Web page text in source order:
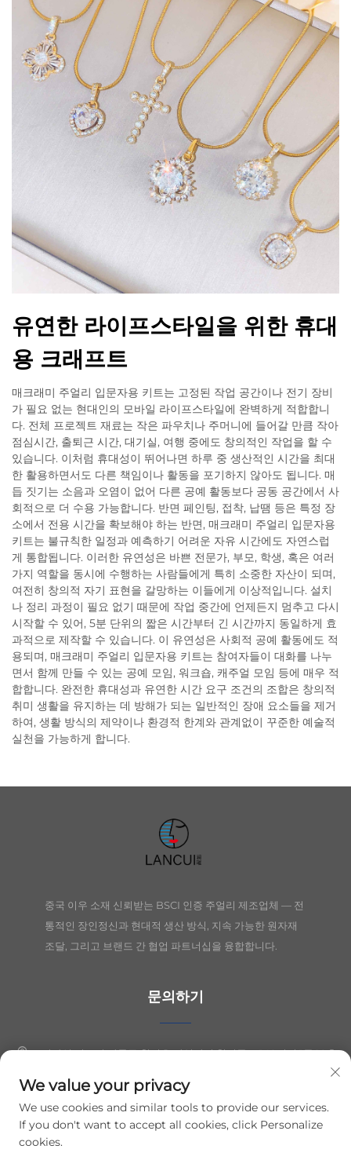
유연한 라이프스타일을 위한 휴대
용 크래프트
매크래미 주얼리 입문자용 키트는 고정된 작업 공간이나 전기 장비
가 필요 없는 현대인의 모바일 라이프스타일에 완벽하게 적합합니
다. 전체 프로젝트 재료는 작은 파우치나 주머니에 들어갈 만큼 작아
점심시간, 출퇴근 시간, 대기실, 여행 중에도 창의적인 작업을 할 수
있습니다. 이처럼 휴대성이 뛰어나면 하루 중 생산적인 시간을 최대
한 활용하면서도 다른 책임이나 활동을 포기하지 않아도 됩니다. 매
듭 짓기는 소음과 오염이 없어 다른 공예 활동보다 공동 공간에서 사
회적으로 더 수용 가능합니다. 반면 페인팅, 접착, 납땜 등은 특정 장
소에서 전용 시간을 확보해야 하는 반면, 매크래미 주얼리 입문자용
키트는 불규칙한 일정과 예측하기 어려운 자유 시간에도 자연스럽
게 통합됩니다. 이러한 유연성은 바쁜 전문가, 부모, 학생, 혹은 여러
가지 역할을 동시에 수행하는 사람들에게 특히 소중한 자산이 되며,
여전히 창의적 자기 표현을 갈망하는 이들에게 이상적입니다. 설치
나 정리 과정이 필요 없기 때문에 작업 중간에 언제든지 멈추고 다시
시작할 수 있어, 5분 단위의 짧은 시간부터 긴 시간까지 동일하게 효
과적으로 제작할 수 있습니다. 이 유연성은 사회적 공예 활동에도 적
용되며, 매크래미 주얼리 입문자용 키트는 참여자들이 대화를 나누
면서 함께 만들 수 있는 공예 모임, 워크숍, 캐주얼 모임 등에 매우 적
합합니다. 완전한 휴대성과 유연한 시간 요구 조건의 조합은 창의적
취미 생활을 유지하는 데 방해가 되는 일반적인 장애 요소들을 제거
하여, 생활 방식의 제약이나 환경적 한계와 관계없이 꾸준한 예술적
실천을 가능하게 합니다.
중국 이우 소재 신뢰받는 BSCI 인증 주얼리 제조업체 — 전
통적인 장인정신과 현대적 생산 방식, 지속 가능한 원자재
조달, 그리고 브랜드 간 협업 파트너십을 융합합니다.
문의하기
절강성 의오시 장둥구 칭커우 산업단지 칭시동로 149번지 1동 10층
+86-19564394943
[email protected]
We value your privacy
We use cookies and similar tools to provide our services.
If you don't want to accept all cookies, click Personalize
cookies.